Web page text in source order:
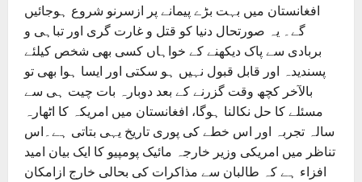
افغانستان میں بہت بڑے پیمانے پر ازسرنو شروع ہوجائیں
گے۔ یہ صورتحال دنیا کو قتل و غارت گری اور تباہی و
بربادی سے پاک دیکھنے کے خواہاں کسی بھی شخص کیلئے
پسندیدہ اور قابل قبول نہیں ہو سکتی اور ایسا ہوا بھی تو
بالآخر کچھ وقت گزرنے کے بعد دوبارہ بات چیت ہی سے
مسئلے کا حل نکالنا ہوگا، افغانستان میں امریکہ کا اٹھارہ
سالہ تجربہ اور اس خطے کی پوری تاریخ یہی بتاتی ہے۔اس
تناظر میں امریکی وزیر خارجہ مائیک پومپیو کا ایک بیان امید
افزاء ہے کہ طالبان سے مذاکرات کی بحالی خارج ازامکان